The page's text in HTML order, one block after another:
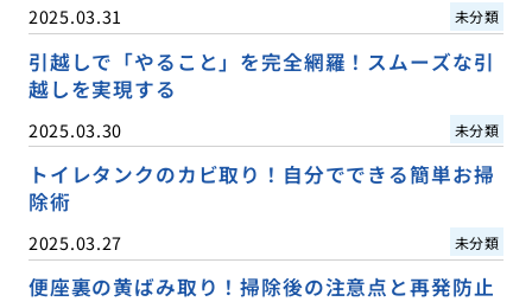
2025.03.31 未分類
引越しで「やること」を完全網羅！スムーズな引
越しを実現する
2025.03.30 未分類
トイレタンクのカビ取り！自分でできる簡単お掃
除術
2025.03.27 未分類
便座裏の黄ばみ取り！掃除後の注意点と再発防止